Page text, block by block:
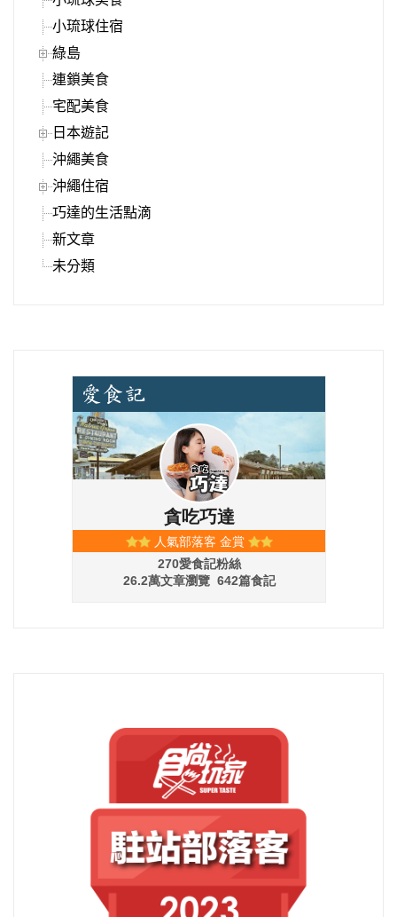
小琉球住宿
綠島
連鎖美食
宅配美食
日本遊記
沖繩美食
沖繩住宿
巧達的生活點滴
新文章
未分類